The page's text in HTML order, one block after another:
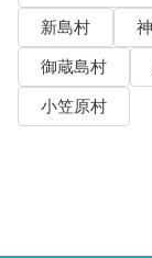
新島村
御蔵島村
小笠原村